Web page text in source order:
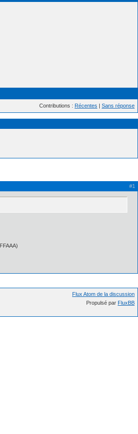
Contributions : Récentes | Sans réponse
#1
Flux Atom de la discussion
Propulsé par FluxBB